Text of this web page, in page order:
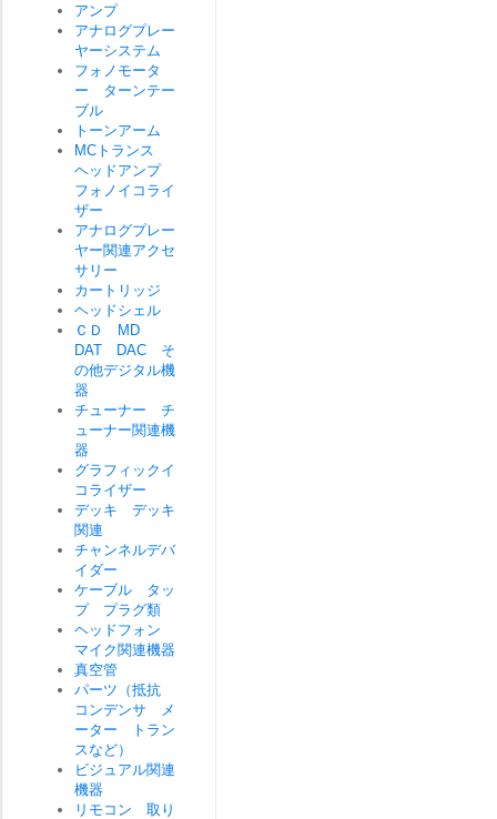
アンプ
アナログプレー
ヤーシステム
フォノモータ
ー ターンテー
ブル
トーンアーム
MCトランス
ヘッドアンプ
フォノイコライ
ザー
アナログプレー
ヤー関連アクセ
サリー
カートリッジ
ヘッドシェル
ＣＤ MD
DAT DAC そ
の他デジタル機
器
チューナー チ
ューナー関連機
器
グラフィックイ
コライザー
デッキ デッキ
関連
チャンネルデバ
イダー
ケーブル タッ
プ プラグ類
ヘッドフォン
マイク関連機器
真空管
パーツ（抵抗
コンデンサ メ
ーター トラン
スなど）
ビジュアル関連
機器
リモコン 取り